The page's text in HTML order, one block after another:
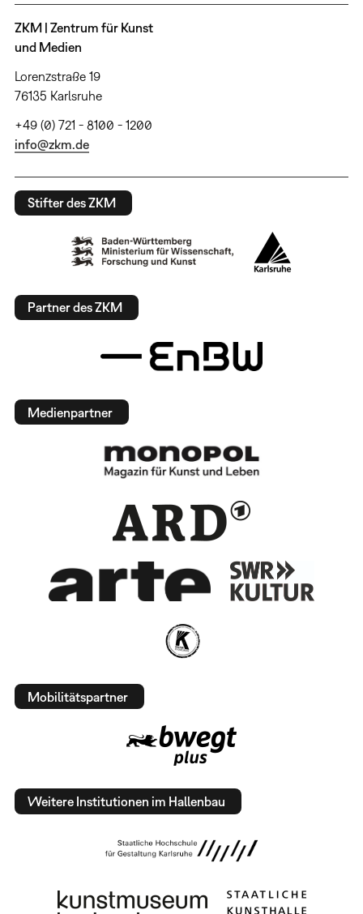
ZKM | Zentrum für Kunst
und Medien
Lorenzstraße 19
76135 Karlsruhe
+49 (0) 721 - 8100 - 1200
info@zkm.de
Stifter des ZKM
Partner des ZKM
Medienpartner
Mobilitätspartner
Weitere Institutionen im Hallenbau